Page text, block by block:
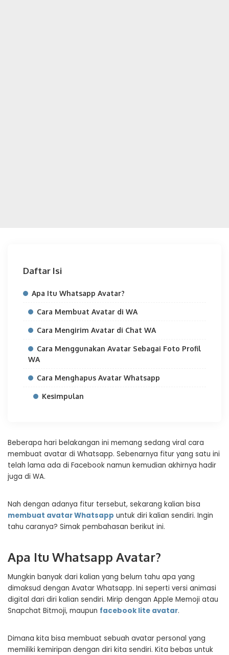
Daftar Isi
Apa Itu Whatsapp Avatar?
Cara Membuat Avatar di WA
Cara Mengirim Avatar di Chat WA
Cara Menggunakan Avatar Sebagai Foto Profil
WA
Cara Menghapus Avatar Whatsapp
Kesimpulan
Beberapa hari belakangan ini memang sedang viral cara
membuat avatar di Whatsapp. Sebenarnya fitur yang satu ini
telah lama ada di Facebook namun kemudian akhirnya hadir
juga di WA.
Nah dengan adanya fitur tersebut, sekarang kalian bisa
membuat avatar Whatsapp untuk diri kalian sendiri. Ingin
tahu caranya? Simak pembahasan berikut ini.
Apa Itu Whatsapp Avatar?
Mungkin banyak dari kalian yang belum tahu apa yang
dimaksud dengan Avatar Whatsapp. Ini seperti versi animasi
digital dari diri kalian sendiri. Mirip dengan Apple Memoji atau
Snapchat Bitmoji, maupun facebook lite avatar.
Dimana kita bisa membuat sebuah avatar personal yang
memiliki kemiripan dengan diri kita sendiri. Kita bebas untuk